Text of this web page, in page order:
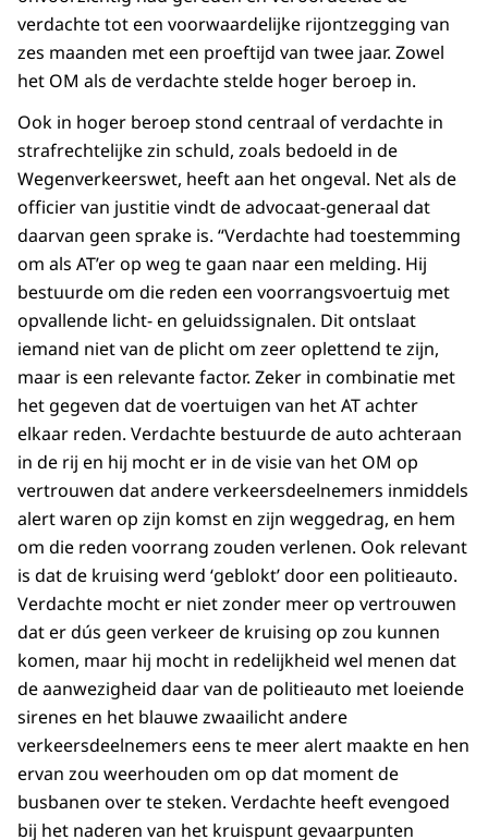
verdachte tot een voorwaardelijke rijontzegging van
zes maanden met een proeftijd van twee jaar. Zowel
het OM als de verdachte stelde hoger beroep in.
Ook in hoger beroep stond centraal of verdachte in
strafrechtelijke zin schuld, zoals bedoeld in de
Wegenverkeerswet, heeft aan het ongeval. Net als de
officier van justitie vindt de advocaat-generaal dat
daarvan geen sprake is. “Verdachte had toestemming
om als AT’er op weg te gaan naar een melding. Hij
bestuurde om die reden een voorrangsvoertuig met
opvallende licht- en geluidssignalen. Dit ontslaat
iemand niet van de plicht om zeer oplettend te zijn,
maar is een relevante factor. Zeker in combinatie met
het gegeven dat de voertuigen van het AT achter
elkaar reden. Verdachte bestuurde de auto achteraan
in de rij en hij mocht er in de visie van het OM op
vertrouwen dat andere verkeersdeelnemers inmiddels
alert waren op zijn komst en zijn weggedrag, en hem
om die reden voorrang zouden verlenen. Ook relevant
is dat de kruising werd ‘geblokt’ door een politieauto.
Verdachte mocht er niet zonder meer op vertrouwen
dat er dús geen verkeer de kruising op zou kunnen
komen, maar hij mocht in redelijkheid wel menen dat
de aanwezigheid daar van de politieauto met loeiende
sirenes en het blauwe zwaailicht andere
verkeersdeelnemers eens te meer alert maakte en hen
ervan zou weerhouden om op dat moment de
busbanen over te steken. Verdachte heeft evengoed
bij het naderen van het kruispunt gevaarpunten